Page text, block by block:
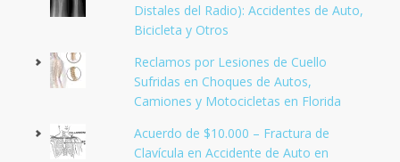
Distales del Radio): Accidentes de Auto,
Bicicleta y Otros
Reclamos por Lesiones de Cuello
Sufridas en Choques de Autos,
Camiones y Motocicletas en Florida
Acuerdo de $10.000 – Fractura de
Clavícula en Accidente de Auto en